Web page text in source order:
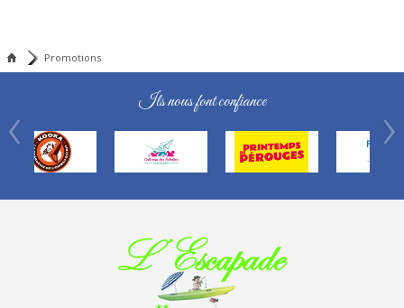
Promotions
Ils nous font confiance